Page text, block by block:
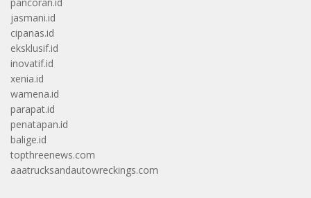
jasmani.id
cipanas.id
eksklusif.id
inovatif.id
xenia.id
wamena.id
parapat.id
penatapan.id
balige.id
topthreenews.com
aaatrucksandautowreckings.com